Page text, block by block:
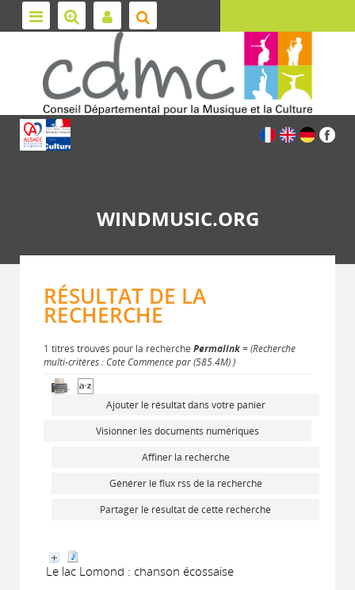
WINDMUSIC.ORG
RÉSULTAT DE LA
RECHERCHE
1 titres trouvés pour la recherche Permalink= (Recherche
multi-critères : Cote Commence par (585.4M) )
Ajouter le résultat dans votre panier
Visionner les documents numériques
Affiner la recherche
Générer le flux rss de la recherche
Partager le résultat de cette recherche
Le lac Lomond : chanson écossaise